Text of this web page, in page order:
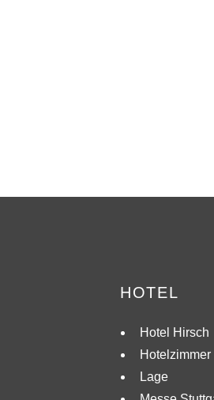
HOTEL
Hotel Hirsch
Hotelzimmer
Lage